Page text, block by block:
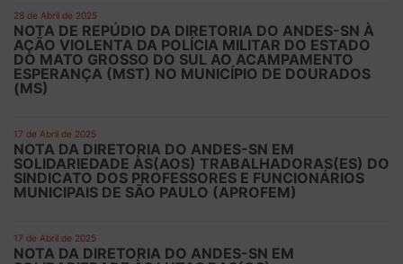
28 de Abril de 2025
NOTA DE REPÚDIO DA DIRETORIA DO ANDES-SN À
AÇÃO VIOLENTA DA POLÍCIA MILITAR DO ESTADO
DO MATO GROSSO DO SUL AO ACAMPAMENTO
ESPERANÇA (MST) NO MUNICÍPIO DE DOURADOS
(MS)
17 de Abril de 2025
NOTA DA DIRETORIA DO ANDES-SN EM
SOLIDARIEDADE ÀS(AOS) TRABALHADORAS(ES) DO
SINDICATO DOS PROFESSORES E FUNCIONÁRIOS
MUNICIPAIS DE SÃO PAULO (APROFEM)
17 de Abril de 2025
NOTA DA DIRETORIA DO ANDES-SN EM